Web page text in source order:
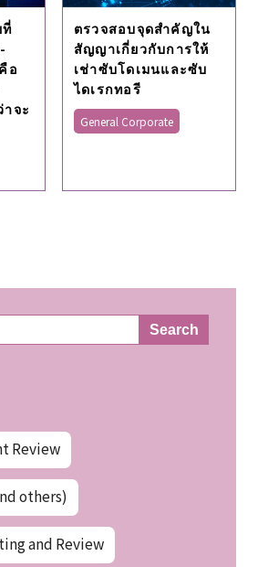
อ
จะ
ตรวจสอบจุดสำคัญใน
สัญญาเกี่ยวกับการให้
เช่าซับโดเมนและซับ
ไดเรกทอรี
General Corporate
Search
Review
others)
and Review